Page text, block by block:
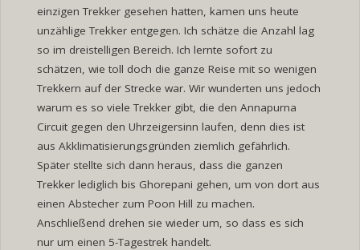
einzigen Trekker gesehen hatten, kamen uns heute
unzählige Trekker entgegen. Ich schätze die Anzahl lag
so im dreistelligen Bereich. Ich lernte sofort zu
schätzen, wie toll doch die ganze Reise mit so wenigen
Trekkern auf der Strecke war. Wir wunderten uns jedoch
warum es so viele Trekker gibt, die den Annapurna
Circuit gegen den Uhrzeigersinn laufen, denn dies ist
aus Akklimatisierungsgründen ziemlich gefährlich.
Später stellte sich dann heraus, dass die ganzen
Trekker lediglich bis Ghorepani gehen, um von dort aus
einen Abstecher zum Poon Hill zu machen.
Anschließend drehen sie wieder um, so dass es sich
nur um einen 5-Tagestrek handelt.